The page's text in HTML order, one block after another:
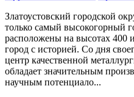
Златоустовский городской
только самый высокогорный
расположены на высотах 400
город с историей. Со дня
центр качественной
обладает значительным
научным потенциало...